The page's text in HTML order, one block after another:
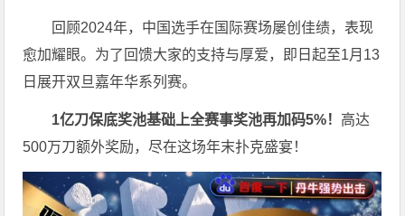
回顾2024年，中国选手在国际赛场屡创佳绩，表现
愈加耀眼。为了回馈大家的支持与厚爱，即日起至1月13
日展开双旦嘉年华系列赛。
1亿刀保底奖池基础上全赛事奖池再加码5%！ 高达
500万刀额外奖励，尽在这场年末扑克盛宴！